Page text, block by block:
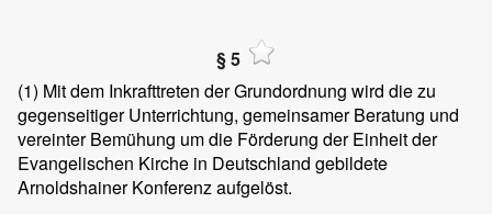
§ 5
(1) Mit dem Inkrafttreten der Grundordnung wird die zu
gegenseitiger Unterrichtung, gemeinsamer Beratung und
vereinter Bemühung um die Förderung der Einheit der
Evangelischen Kirche in Deutschland gebildete
Arnoldshainer Konferenz aufgelöst.